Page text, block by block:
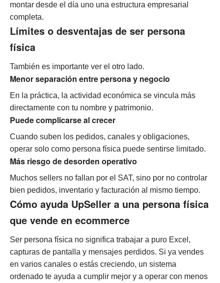
montar desde el día uno una estructura empresarial
completa.
Límites o desventajas de ser persona
física
También es importante ver el otro lado.
Menor separación entre persona y negocio
En la práctica, la actividad económica se vincula más
directamente con tu nombre y patrimonio.
Puede complicarse al crecer
Cuando suben los pedidos, canales y obligaciones,
operar solo como persona física puede sentirse limitado.
Más riesgo de desorden operativo
Muchos sellers no fallan por el SAT, sino por no controlar
bien pedidos, inventario y facturación al mismo tiempo.
Cómo ayuda UpSeller a una persona física
que vende en ecommerce
Ser persona física no significa trabajar a puro Excel,
capturas de pantalla y mensajes perdidos. Si ya vendes
en varios canales o estás creciendo, un sistema
ordenado te ayuda a cumplir mejor y a operar con menos